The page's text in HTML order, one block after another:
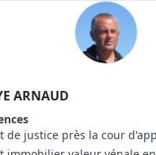
ARNAUD
de justice près la cour